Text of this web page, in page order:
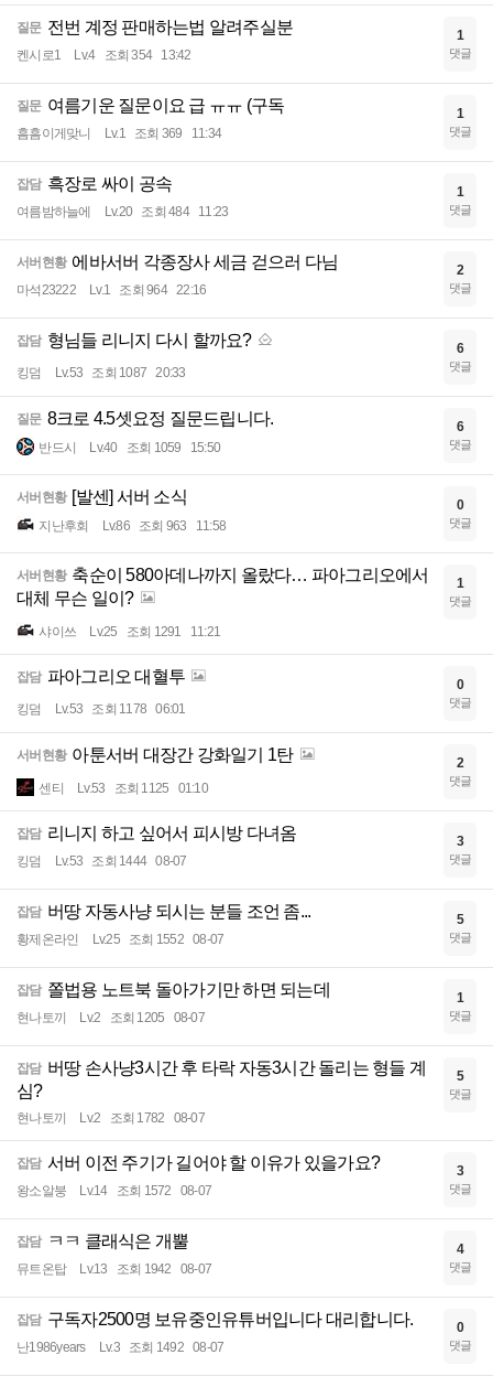
질문 전번 계정 판매하는법 알려주실분
켄시로1 Lv.4 조회 354 13:42
1
댓글
질문 여름기운 질문이요 급 ㅠㅠ (구독
흠흠이게맞니 Lv.1 조회 369 11:34
1
댓글
잡담 흑장로 싸이 공속
여름밤하늘에 Lv.20 조회 484 11:23
1
댓글
서버현황 에바서버 각종장사 세금 걷으러 다님
마석23222 Lv.1 조회 964 22:16
2
댓글
잡담 형님들 리니지 다시 할까요?
킹덤 Lv.53 조회 1087 20:33
6
댓글
질문 8크로 4.5셋요정 질문드립니다.
반드시 Lv.40 조회 1059 15:50
6
댓글
서버현황 [발센] 서버 소식
지난후회 Lv.86 조회 963 11:58
0
댓글
서버현황 축순이 580아데나까지 올랐다… 파아그리오에서
대체 무슨 일이?
샤이쓰 Lv.25 조회 1291 11:21
1
댓글
잡담 파아그리오 대혈투
킹덤 Lv.53 조회 1178 06:01
0
댓글
서버현황 아툰서버 대장간 강화일기 1탄
센티 Lv.53 조회 1125 01:10
2
댓글
잡담 리니지 하고 싶어서 피시방 다녀옴
킹덤 Lv.53 조회 1444 08-07
3
댓글
잡담 버땅 자동사냥 되시는 분들 조언 좀...
황제온라인 Lv.25 조회 1552 08-07
5
댓글
잡담 쫄법용 노트북 돌아가기만 하면 되는데
현나토끼 Lv.2 조회 1205 08-07
1
댓글
잡담 버땅 손사냥3시간 후 타락 자동3시간 돌리는 형들 계
심?
현나토끼 Lv.2 조회 1782 08-07
5
댓글
잡담 서버 이전 주기가 길어야 할 이유가 있을가요?
왕소알붕 Lv.14 조회 1572 08-07
3
댓글
잡담 ㅋㅋ 클래식은 개뿔
뮤트온탑 Lv.13 조회 1942 08-07
4
댓글
잡담 구독자2500명 보유중인유튜버입니다 대리합니다.
난1986years Lv.3 조회 1492 08-07
0
댓글